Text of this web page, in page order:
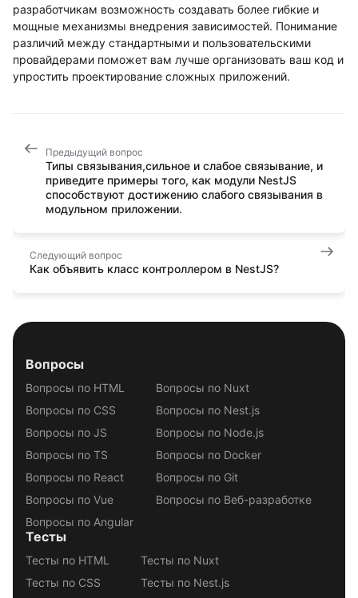
разработчикам возможность создавать более гибкие и
мощные механизмы внедрения зависимостей. Понимание
различий между стандартными и пользовательскими
провайдерами поможет вам лучше организовать ваш код и
упростить проектирование сложных приложений.
Предыдущий вопрос
Типы связывания,сильное и слабое связывание, и
приведите примеры того, как модули NestJS
способствуют достижению слабого связывания в
модульном приложении.
Следующий вопрос
Как объявить класс контроллером в NestJS?
Вопросы
Вопросы по HTML
Вопросы по CSS
Вопросы по JS
Вопросы по TS
Вопросы по React
Вопросы по Vue
Вопросы по Angular
Вопросы по Nuxt
Вопросы по Nest.js
Вопросы по Node.js
Вопросы по Docker
Вопросы по Git
Вопросы по Веб-разработке
Тесты
Тесты по HTML
Тесты по CSS
Тесты по Nuxt
Тесты по Nest.js